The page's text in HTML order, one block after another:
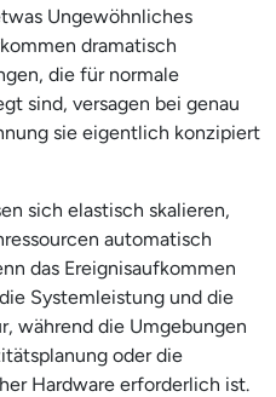
Ungewöhnliches
dramatisch
die für normale
sind, versagen bei genau
sie eigentlich konzipiert
sich elastisch skalieren,
automatisch
das Ereignisaufkommen
Systemleistung und die
während die Umgebungen
oder die
Hardware erforderlich ist.